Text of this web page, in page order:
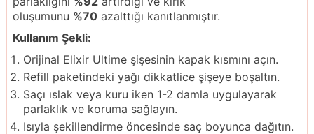
oluşumunu %70 azalttığı kanıtlanmıştır.
Kullanım Şekli:
Orijinal Elixir Ultime şişesinin kapak kısmını açın.
Refill paketindeki yağı dikkatlice şişeye boşaltın.
Saçı ıslak veya kuru iken 1-2 damla uygulayarak
parlaklık ve koruma sağlayın.
Isıyla şekillendirme öncesinde saç boyunca dağıtın.